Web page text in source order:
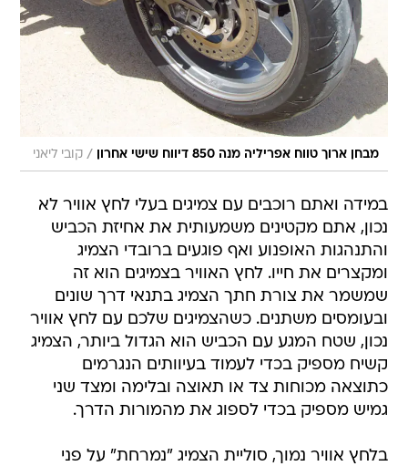
מבחן ארוך טווח אפריליה מנה 850 דיווח שישי אחרון / קובי ליאני
במידה ואתם רוכבים עם צמיגים בעלי לחץ אוויר לא
נכון, אתם מקטינים משמעותית את אחיזת הכביש
והתנהגות האופנוע ואף פוגעים ברובדי הצמיג
ומקצרים את חייו. לחץ האוויר בצמיגים הוא זה
שמשמר את צורת חתך הצמיג בתנאי דרך שונים
ובעומסים משתנים. כשהצמיגים שלכם עם לחץ אוויר
נכון, שטח המגע עם הכביש הוא הגדול ביותר, הצמיג
קשיח מספיק בכדי לעמוד בעיוותים הנגרמים
כתוצאה מכוחות צד או תאוצה ובלימה ומצד שני
גמיש מספיק בכדי לספוג את מהמורות הדרך.
בלחץ אוויר נמוך, סוליית הצמיג "נמרחת" על פני